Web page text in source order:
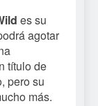
es su
agotar
título de
pero su
más.